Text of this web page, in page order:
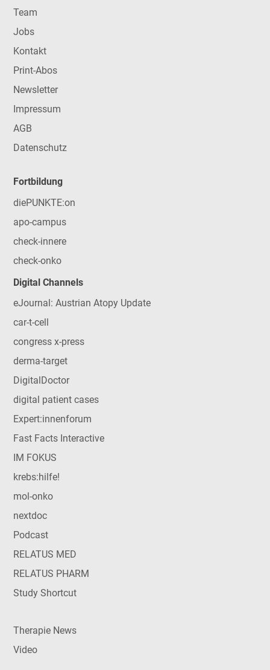
Team
Jobs
Kontakt
Print-Abos
Newsletter
Impressum
AGB
Datenschutz
Fortbildung
diePUNKTE:on
apo-campus
check-innere
check-onko
Digital Channels
eJournal: Austrian Atopy Update
car-t-cell
congress x-press
derma-target
DigitalDoctor
digital patient cases
Expert:innenforum
Fast Facts Interactive
IM FOKUS
krebs:hilfe!
mol-onko
nextdoc
Podcast
RELATUS MED
RELATUS PHARM
Study Shortcut
Therapie News
Video